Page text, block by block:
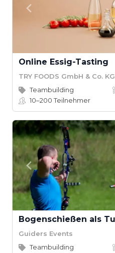
Online Essig-Tasting
TRY FOODS GmbH & Co. KG
Teambuilding
10–200Teilnehmer
Guiders Events
Teambuilding